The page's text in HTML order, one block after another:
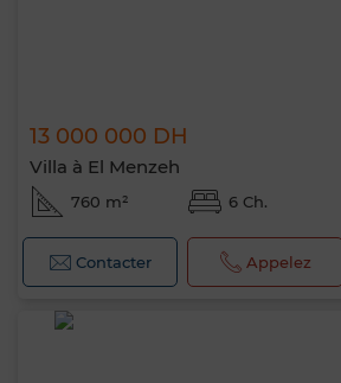
13 000 000 DH
Villa à El Menzeh
760 m² 6 Ch.
Contacter Appelez